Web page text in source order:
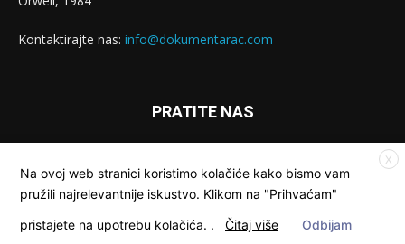
Kontaktirajte nas: info@dokumentarac.com
PRATITE NAS
X
Na ovoj web stranici koristimo kolačiće kako bismo vam
pružili najrelevantnije iskustvo. Klikom na "Prihvaćam"
pristajete na upotrebu kolačića. . Čitaj više Odbijam